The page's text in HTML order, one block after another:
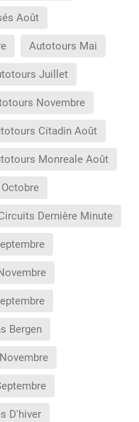
Août
Autotours Mai
Juillet
Novembre
Citadin Août
Monreale Août
Dernière Minute
Bergen
D'hiver